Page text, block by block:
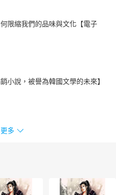
限縮我們的品味與文化【電子
小說，被譽為韓國文學的未來】
多